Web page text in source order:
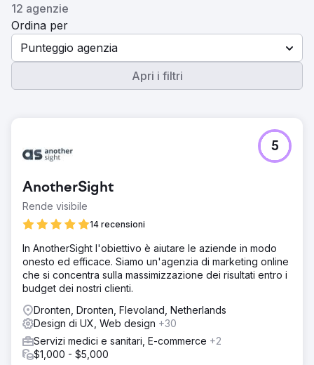
12 agenzie
Ordina per
Punteggio agenzia
Apri i filtri
AnotherSight
Rende visibile
14 recensioni
5
In AnotherSight l'obiettivo è aiutare le aziende in modo
onesto ed efficace. Siamo un'agenzia di marketing online
che si concentra sulla massimizzazione dei risultati entro i
budget dei nostri clienti.
Dronten, Dronten, Flevoland, Netherlands
Design di UX, Web design +30
Servizi medici e sanitari, E-commerce +2
$1,000 - $5,000